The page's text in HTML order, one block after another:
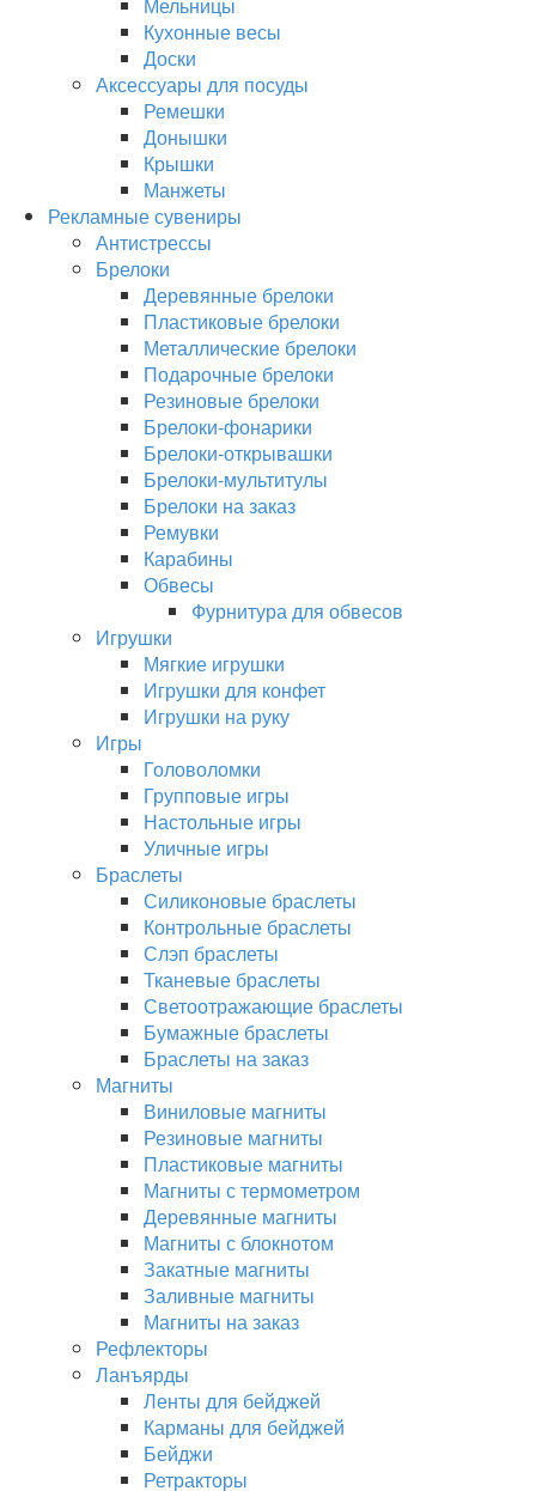
Кухонные весы
Доски
Аксессуары для посуды
Ремешки
Донышки
Крышки
Манжеты
Рекламные сувениры
Антистрессы
Брелоки
Деревянные брелоки
Пластиковые брелоки
Металлические брелоки
Подарочные брелоки
Резиновые брелоки
Брелоки-фонарики
Брелоки-открывашки
Брелоки-мультитулы
Брелоки на заказ
Ремувки
Карабины
Обвесы
Фурнитура для обвесов
Игрушки
Мягкие игрушки
Игрушки для конфет
Игрушки на руку
Игры
Головоломки
Групповые игры
Настольные игры
Уличные игры
Браслеты
Силиконовые браслеты
Контрольные браслеты
Слэп браслеты
Тканевые браслеты
Светоотражающие браслеты
Бумажные браслеты
Браслеты на заказ
Магниты
Виниловые магниты
Резиновые магниты
Пластиковые магниты
Магниты с термометром
Деревянные магниты
Магниты с блокнотом
Закатные магниты
Заливные магниты
Магниты на заказ
Рефлекторы
Ланъярды
Ленты для бейджей
Карманы для бейджей
Бейджи
Ретракторы